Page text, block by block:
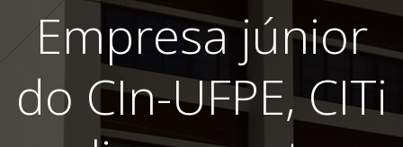
Empresa júnior
do CIn-UFPE, CITi